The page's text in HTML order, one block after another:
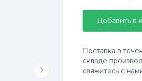
Добавить в
Поставка в
складе
свяжитесь с